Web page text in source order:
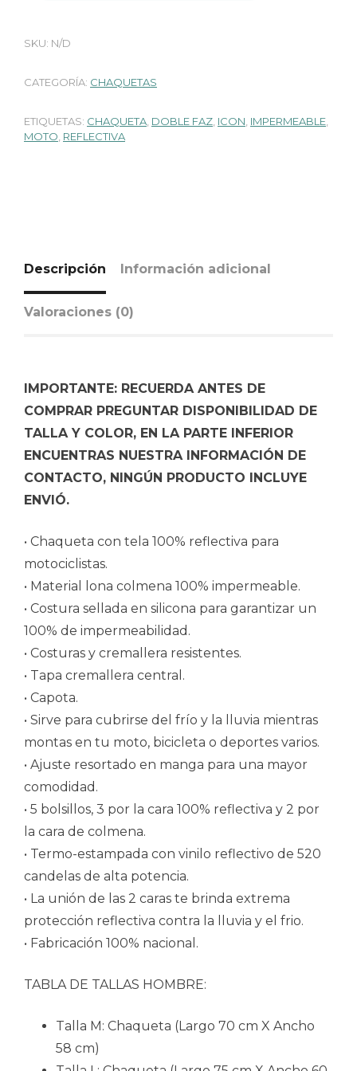
SKU: N/D
CATEGORÍA: CHAQUETAS
ETIQUETAS: CHAQUETA DOBLE FAZ ICON IMPERMEABLE
MOTO REFLECTIVA
Descripción Información adicional
Valoraciones (0)
IMPORTANTE: RECUERDA ANTES DE
COMPRAR PREGUNTAR DISPONIBILIDAD DE
TALLA Y COLOR, EN LA PARTE INFERIOR
ENCUENTRAS NUESTRA INFORMACIÓN DE
CONTACTO, NINGÚN PRODUCTO INCLUYE
ENVIÓ.
• Chaqueta con tela 100% reflectiva para
motociclistas.
• Material lona colmena 100% impermeable.
• Costura sellada en silicona para garantizar un
100% de impermeabilidad.
• Costuras y cremallera resistentes.
• Tapa cremallera central.
• Capota.
• Sirve para cubrirse del frío y la lluvia mientras
montas en tu moto, bicicleta o deportes varios.
• Ajuste resortado en manga para una mayor
comodidad.
• 5 bolsillos, 3 por la cara 100% reflectiva y 2 por
la cara de colmena.
• Termo-estampada con vinilo reflectivo de 520
candelas de alta potencia.
• La unión de las 2 caras te brinda extrema
protección reflectiva contra la lluvia y el frio.
• Fabricación 100% nacional.
TABLA DE TALLAS HOMBRE:
Talla M: Chaqueta (Largo 70 cm X Ancho
58 cm)